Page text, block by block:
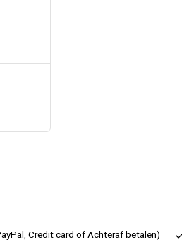
Credit card of Achteraf betalen)